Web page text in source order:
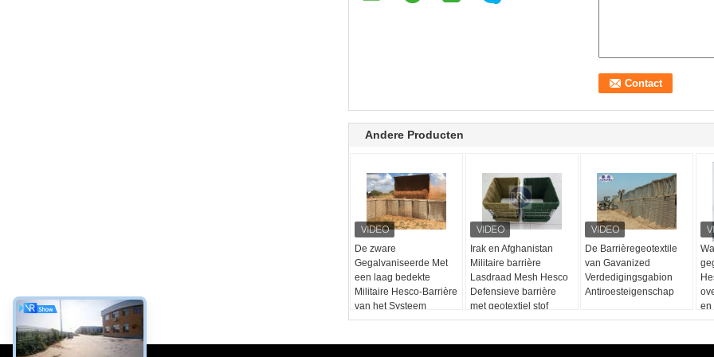
Andere Producten
De zware
Gegalvaniseerde Met
een laag bedekte
Militaire Hesco-Barrière
van het Systeem
Verdedigingshesco van
Irak en Afghanistan
Militaire barrière
Lasdraad Mesh Hesco
Defensieve barrière
met geotextiel stof
De Barrièregeotextile
van Gavanized
Verdedigingsgabion
Antiroesteigenschap
en